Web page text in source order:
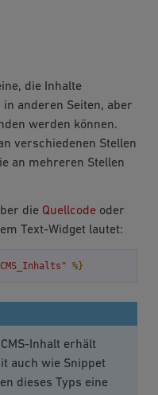
die Inhalte
anderen Seiten, aber
werden können.
verschiedenen Stellen
an mehreren Stellen
die Quellcodeoder
Text-Widget lautet:
%}
Inhalt erhält
auch wie Snippet
dieses Typs eine